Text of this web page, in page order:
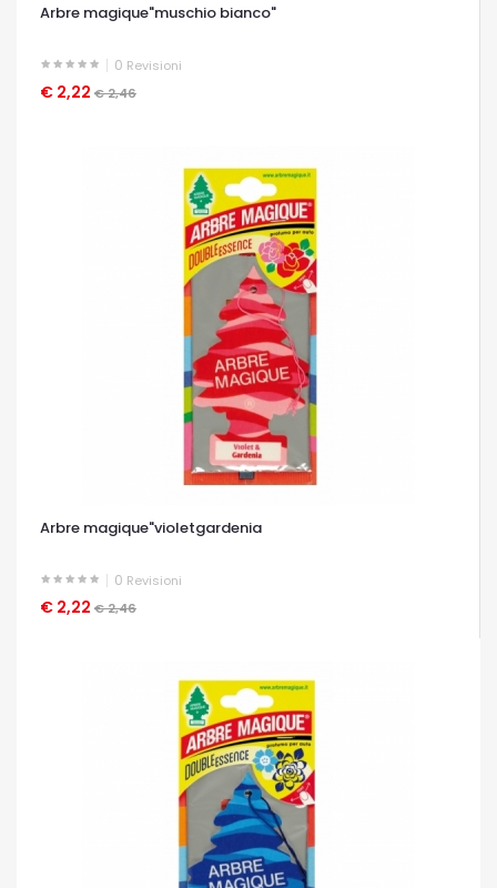
Arbre magique"muschio bianco"
0 Revisioni
€ 2,22 € 2,46
OCCHIATA VELOCE
Arbre magique"violetgardenia
0 Revisioni
€ 2,22 € 2,46
OCCHIATA VELOCE